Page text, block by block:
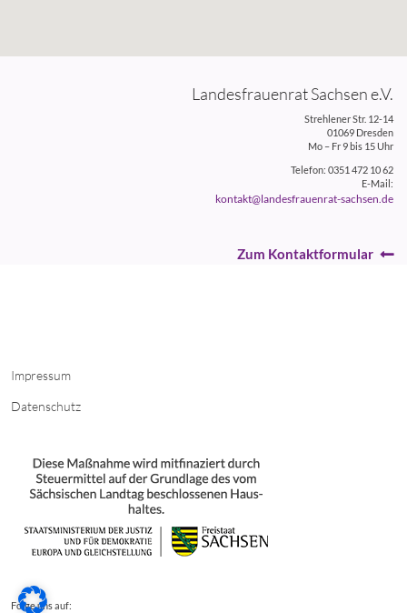
Landesfrauenrat Sachsen e.V.
Strehlener Str. 12-14
01069 Dresden
Mo – Fr 9 bis 15 Uhr
Telefon: 0351 472 10 62
E-Mail:
kontakt@landesfrauenrat-sachsen.de
Zum Kontaktformular
Impressum
Datenschutz
Folge uns auf: